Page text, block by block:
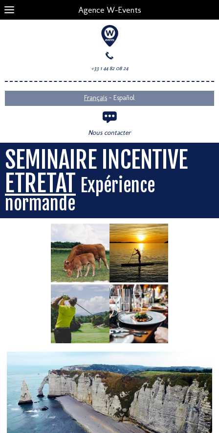
Agence W-Events
+33 1 44 82 08 24
Français - Español
Nous contacter
SEMINAIRE INCENTIVE
ETRETAT Expérience
normande